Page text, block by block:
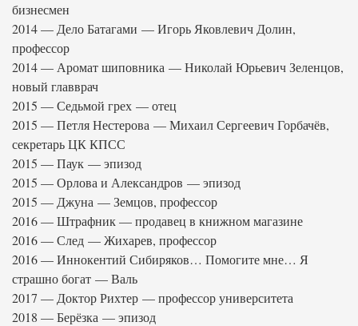
бизнесмен
2014 — Дело Батагами — Игорь Яковлевич Долин,
профессор
2014 — Аромат шиповника — Николай Юрьевич Зеленцов,
новый главврач
2015 — Седьмой грех — отец
2015 — Петля Нестерова — Михаил Сергеевич Горбачёв,
секретарь ЦК КПСС
2015 — Паук — эпизод
2015 — Орлова и Александров — эпизод
2015 — Джуна — Земцов, профессор
2016 — Штрафник — продавец в книжном магазине
2016 — След — Жихарев, профессор
2016 — Иннокентий Сибиряков… Помогите мне… Я
страшно богат — Валь
2017 — Доктор Рихтер — профессор университета
2018 — Берёзка — эпизод